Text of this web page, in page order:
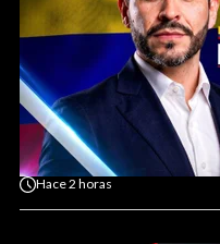
Hace2 horas